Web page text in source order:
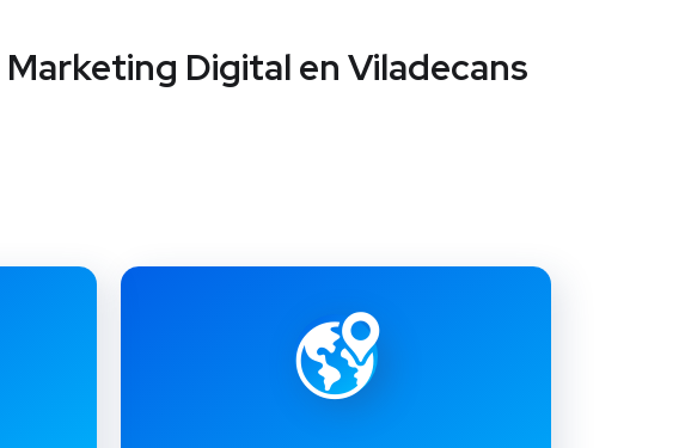
Marketing Digital en Viladecans